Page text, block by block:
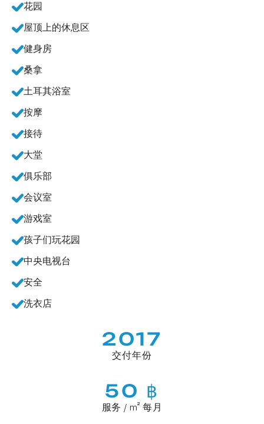
花园
屋顶上的休息区
健身房
桑拿
土耳其浴室
按摩
接待
大堂
俱乐部
会议室
游戏室
孩子们玩花园
中央电视台
安全
洗衣店
2017
交付年份
50 ฿
服务 / m² 每月